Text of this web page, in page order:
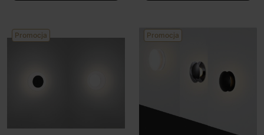
Promocja Promocja